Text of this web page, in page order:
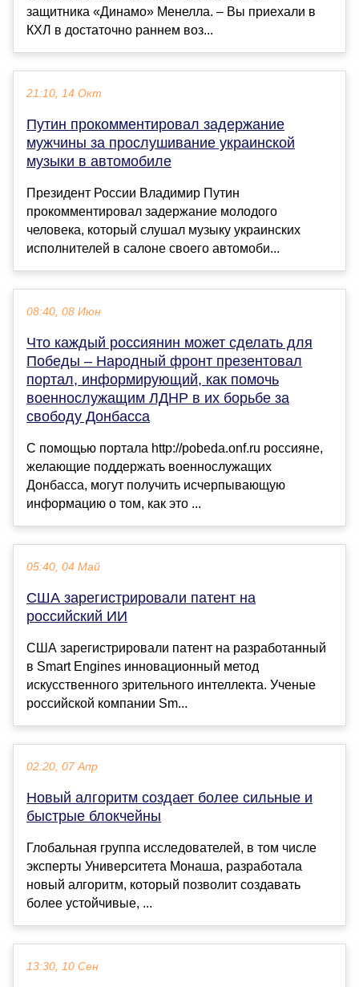
защитника «Динамо» Менелла. – Вы приехали в
КХЛ в достаточно раннем воз...
21:10, 14 Окт
Путин прокомментировал задержание
мужчины за прослушивание украинской
музыки в автомобиле
Президент России Владимир Путин
прокомментировал задержание молодого
человека, который слушал музыку украинских
исполнителей в салоне своего автомоби...
08:40, 08 Июн
Что каждый россиянин может сделать для
Победы – Народный фронт презентовал
портал, информирующий, как помочь
военнослужащим ЛДНР в их борьбе за
свободу Донбасса
С помощью портала http://pobeda.onf.ru россияне,
желающие поддержать военнослужащих
Донбасса, могут получить исчерпывающую
информацию о том, как это ...
05:40, 04 Май
США зарегистрировали патент на
российский ИИ
США зарегистрировали патент на разработанный
в Smart Engines инновационный метод
искусственного зрительного интеллекта. Ученые
российской компании Sm...
02:20, 07 Апр
Новый алгоритм создает более сильные и
быстрые блокчейны
Глобальная группа исследователей, в том числе
эксперты Университета Монаша, разработала
новый алгоритм, который позволит создавать
более устойчивые, ...
13:30, 10 Сен